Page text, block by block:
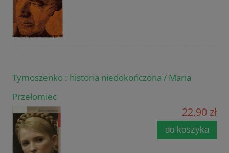
Tymoszenko : historia niedokończona / Maria
Przełomiec
22,90 zł
do koszyka